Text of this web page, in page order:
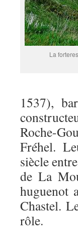
La
1537),
Roche-
Fréhel.
siècle
de La
huguenot
Chastel.
rôle.